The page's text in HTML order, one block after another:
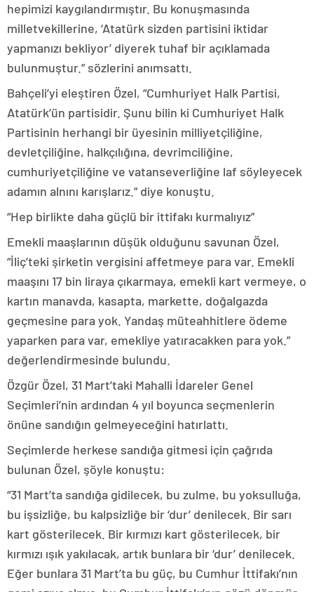
hepimizi kaygılandırmıştır. Bu konuşmasında
milletvekillerine, ‘Atatürk sizden partisini iktidar
yapmanızı bekliyor’ diyerek tuhaf bir açıklamada
bulunmuştur.” sözlerini anımsattı.
Bahçeli’yi eleştiren Özel, “Cumhuriyet Halk Partisi,
Atatürk’ün partisidir. Şunu bilin ki Cumhuriyet Halk
Partisinin herhangi bir üyesinin milliyetçiliğine,
devletçiliğine, halkçılığına, devrimciliğine,
cumhuriyetçiliğine ve vatanseverliğine laf söyleyecek
adamın alnını karışlarız.” diye konuştu.
“Hep birlikte daha güçlü bir ittifakı kurmalıyız”
Emekli maaşlarının düşük olduğunu savunan Özel,
“İliç’teki şirketin vergisini affetmeye para var. Emekli
maaşını 17 bin liraya çıkarmaya, emekli kart vermeye, o
kartın manavda, kasapta, markette, doğalgazda
geçmesine para yok. Yandaş müteahhitlere ödeme
yaparken para var, emekliye yatıracakken para yok.”
değerlendirmesinde bulundu.
Özgür Özel, 31 Mart’taki Mahalli İdareler Genel
Seçimleri’nin ardından 4 yıl boyunca seçmenlerin
önüne sandığın gelmeyeceğini hatırlattı.
Seçimlerde herkese sandığa gitmesi için çağrıda
bulunan Özel, şöyle konuştu:
“31 Mart’ta sandığa gidilecek, bu zulme, bu yoksulluğa,
bu işsizliğe, bu kalpsizliğe bir ‘dur’ denilecek. Bir sarı
kart gösterilecek. Bir kırmızı kart gösterilecek, bir
kırmızı ışık yakılacak, artık bunlara bir ‘dur’ denilecek.
Eğer bunlara 31 Mart’ta bu güç, bu Cumhur İttifakı’nın